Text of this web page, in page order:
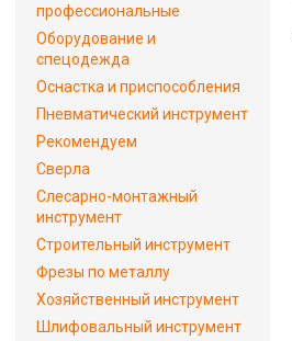
профессиональные
Оборудование и
спецодежда
Оснастка и приспособления
Пневматический инструмент
Рекомендуем
Сверла
Слесарно-монтажный
инструмент
Строительный инструмент
Фрезы по металлу
Хозяйственный инструмент
Шлифовальный инструмент